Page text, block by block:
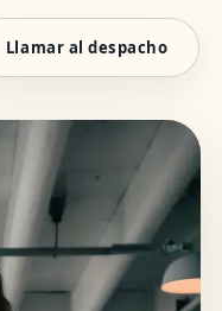
Llamar al despacho